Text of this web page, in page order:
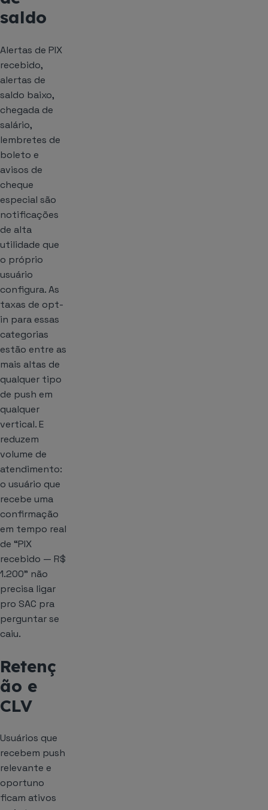
saldo
Alertas de PIX
recebido,
alertas de
saldo baixo,
chegada de
salário,
lembretes de
boleto e
avisos de
cheque
especial são
notificações
de alta
utilidade que
o próprio
usuário
configura. As
taxas de opt-
in para essas
categorias
estão entre as
mais altas de
qualquer tipo
de push em
qualquer
vertical. E
reduzem
volume de
atendimento:
o usuário que
recebe uma
confirmação
em tempo real
de “PIX
recebido — R$
1.200” não
precisa ligar
pro SAC pra
perguntar se
caiu.
Retenç
ão e
CLV
Usuários que
recebem push
relevante e
oportuno
ficam ativos